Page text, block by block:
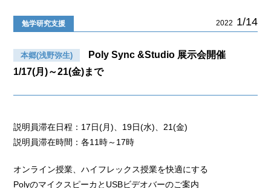
勉学研究支援 2022 1/14
本郷(浅野弥生)
Poly Sync &Studio 展示会開催
1/17(月)～21(金)まで
説明員滞在日程：17日(月)、19日(水)、21(金)
説明員滞在時間：各11時～17時
オンライン授業、ハイフレックス授業を快適にする
PolyのマイクスピーカとUSBビデオバーのご案内